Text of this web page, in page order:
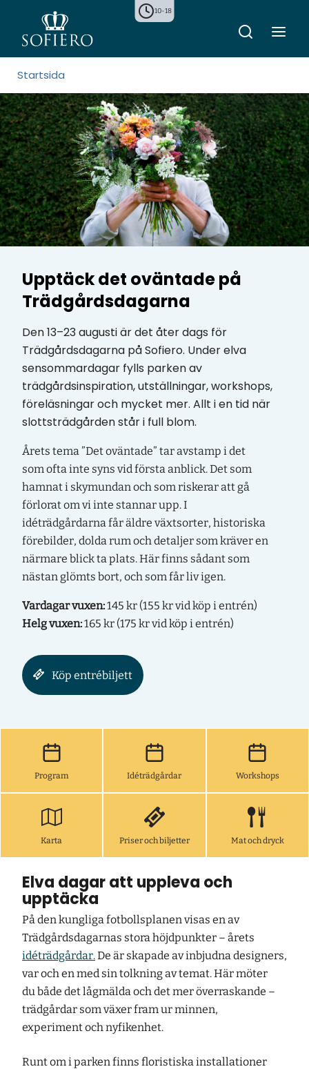
10-18
Startsida
Upptäck det oväntade på
Trädgårdsdagarna
Den 13–23 augusti är det åter dags för
Trädgårdsdagarna på Sofiero. Under elva
sensommardagar fylls parken av
trädgårdsinspiration, utställningar, workshops,
föreläsningar och mycket mer. Allt i en tid när
slottsträdgården står i full blom.
Årets tema ”Det oväntade” tar avstamp i det
somoftainte syns vid första anblick.Det som
hamnat i skymundanoch som riskerar att gå
förlorat om vi inte stannar upp.I
idéträdgårdarnafåräldre växtsorter, historiska
förebilder, dolda rum ochdetaljer som kräver en
närmare blickta plats. Här finns sådant som
nästan glömts bort, och som får liv igen.
Vardagar vuxen:145 kr (155 kr vid köp i entrén)
Helg vuxen:165 kr (175 kr vid köp i entrén)
Köp entrébiljett
Program Idéträdgårdar Workshops
Karta Priser och biljetter Mat och dryck
Elva dagar att uppleva och
upptäcka
På den kungliga fotbollsplanen visas en av
Trädgårdsdagarnas stora höjdpunkter – årets
idéträdgårdar.De är skapade av inbjudna designers,
var och en med sin tolkning av temat. Här möter
du både det lågmälda och det mer överraskande –
trädgårdar som växer fram ur minnen,
experiment och nyfikenhet.
Runt om i parken finns floristiska installationer